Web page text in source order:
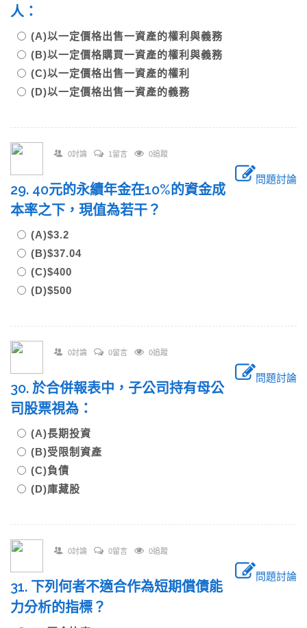
人：
(A)以一定價格出售一資產的權利與義務
(B)以一定價格購買一資產的權利與義務
(C)以一定價格出售一資產的權利
(D)以一定價格出售一資產的義務
0討論 1留言 0追蹤
問題討論
29. 40元的永續年金在10%的資金成
本率之下，現值為若干？
(A)$3.2
(B)$37.04
(C)$400
(D)$500
0討論 0留言 0追蹤
問題討論
30. 於合併報表中，子公司持有母公
司股票視為：
(A)長期投資
(B)受限制資產
(C)負債
(D)庫藏股
0討論 0留言 0追蹤
問題討論
31. 下列何者不適合作為短期償債能
力分析的指標？